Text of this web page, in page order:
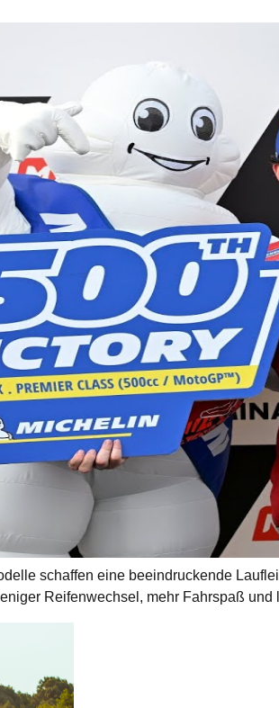
für alle Eventualitäten gewappnet –
2025 haben insgesamt 46.817
schaffen eine beeindruckende
Reifenwechsel, mehr Fahrspaß und